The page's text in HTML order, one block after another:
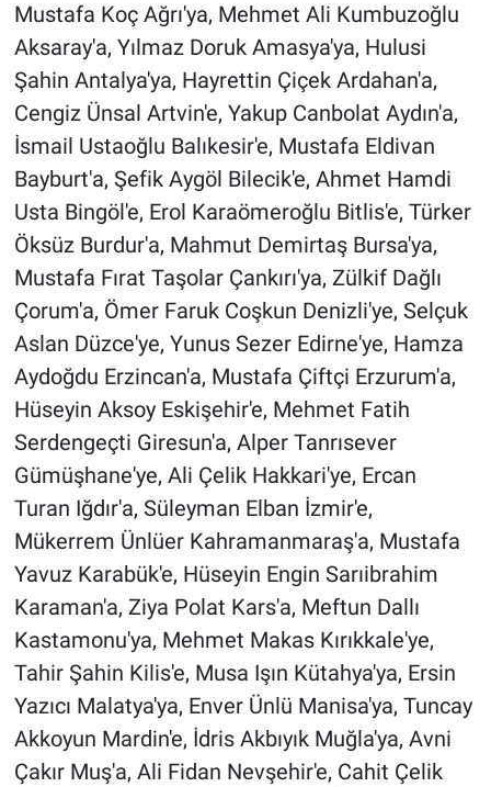
Mustafa Koç Ağrı'ya, Mehmet Ali Kumbuzoğlu
Aksaray'a, Yılmaz Doruk Amasya'ya, Hulusi
Şahin Antalya'ya, Hayrettin Çiçek Ardahan'a,
Cengiz Ünsal Artvin'e, Yakup Canbolat Aydın'a,
İsmail Ustaoğlu Balıkesir'e, Mustafa Eldivan
Bayburt'a, Şefik Aygöl Bilecik'e, Ahmet Hamdi
Usta Bingöl'e, Erol Karaömeroğlu Bitlis'e, Türker
Öksüz Burdur'a, Mahmut Demirtaş Bursa'ya,
Mustafa Fırat Taşolar Çankırı'ya, Zülkif Dağlı
Çorum'a, Ömer Faruk Coşkun Denizli'ye, Selçuk
Aslan Düzce'ye, Yunus Sezer Edirne'ye, Hamza
Aydoğdu Erzincan'a, Mustafa Çiftçi Erzurum'a,
Hüseyin Aksoy Eskişehir'e, Mehmet Fatih
Serdengeçti Giresun'a, Alper Tanrısever
Gümüşhane'ye, Ali Çelik Hakkari'ye, Ercan
Turan Iğdır'a, Süleyman Elban İzmir'e,
Mükerrem Ünlüer Kahramanmaraş'a, Mustafa
Yavuz Karabük'e, Hüseyin Engin Sarıibrahim
Karaman'a, Ziya Polat Kars'a, Meftun Dallı
Kastamonu'ya, Mehmet Makas Kırıkkale'ye,
Tahir Şahin Kilis'e, Musa Işın Kütahya'ya, Ersin
Yazıcı Malatya'ya, Enver Ünlü Manisa'ya, Tuncay
Akkoyun Mardin'e, İdris Akbıyık Muğla'ya, Avni
Çakır Muş'a, Ali Fidan Nevşehir'e, Cahit Çelik